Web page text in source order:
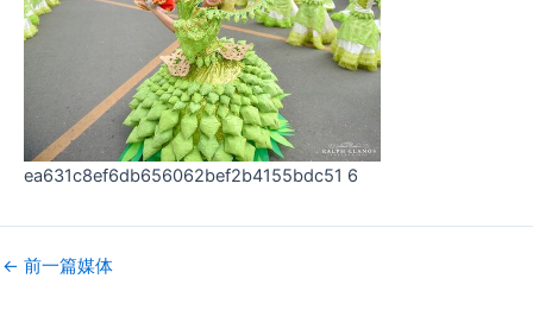
ea631c8ef6db656062bef2b4155bdc51 6
← 前一篇媒体